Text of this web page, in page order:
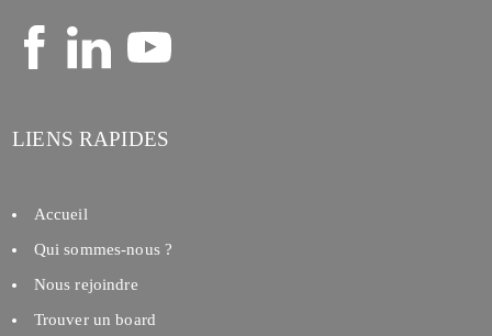
LIENS RAPIDES
Accueil
Qui sommes-nous ?
Nous rejoindre
Trouver un board